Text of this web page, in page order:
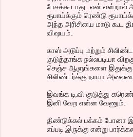
பேசக்கூடாது.. என்
ரூபாய்க்கும் ரெண்டு
அந்த அரிசியை மாடு கூட
விஷயம்..
காஸ் அடுப்பு மற்றும்
குடுத்தாங்க நல்லபடியா
செஞ்ச ஆளுங்களை இதுக்கு
சிலிண்டர்க்கு நாயா அலையை
இவங்க டி,வி குடுத்து
இனி வேற என்ன வேணும்..
திண்டுக்கல் பக்கம் போனா
எப்படி இருக்கு என்று